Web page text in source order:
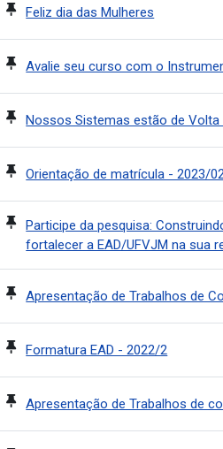
Feliz dia das Mulheres
Avalie seu curso com o
Nossos Sistemas estão de
Orientação de matrícula - 2023/
Participe da pesquisa:
fortalecer a EAD/UFVJM na sua
Apresentação de Trabalhos de
Formatura EAD - 2022/2
Apresentação de Trabalhos de